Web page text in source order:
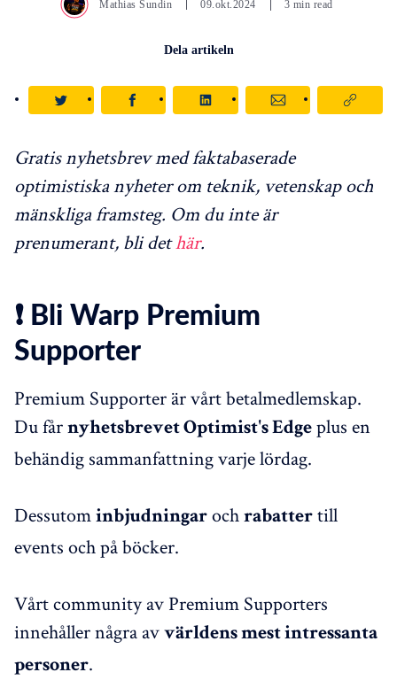
Mathias Sundin 09.okt.2024 3 min read
Dela artikeln
Gratis nyhetsbrev med faktabaserade
optimistiska nyheter om teknik, vetenskap och
mänskliga framsteg. Om du inte är
prenumerant, bli dethär.
❗ Bli Warp Premium
Supporter
Premium Supporter är vårt betalmedlemskap.
Du får nyhetsbrevet Optimist's Edge plus en
behändig sammanfattning varje lördag.
Dessutom inbjudningar och rabatter till
events och på böcker.
Vårt community av Premium Supporters
innehåller några av världens mest intressanta
personer.